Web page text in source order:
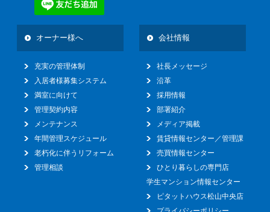
オーナー様へ
充実の管理体制
入居者様募集システム
満室に向けて
管理契約内容
メンテナンス
年間管理スケジュール
老朽化に伴うリフォーム
管理相談
会社情報
社長メッセージ
沿革
採用情報
部署紹介
メディア掲載
賃貸情報センター／管理課
売買情報センター
ひとり暮らしの専門店
学生マンション情報センター
ピタットハウス松山中央店